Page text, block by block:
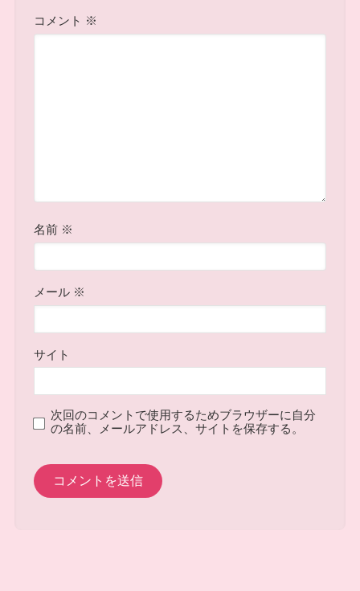
コメント ※
名前 ※
メール ※
サイト
次回のコメントで使用するためブラウザーに自分
の名前、メールアドレス、サイトを保存する。